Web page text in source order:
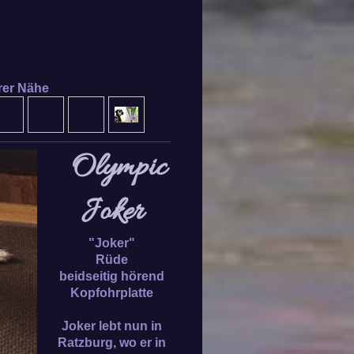
Nähe
Olympic
Joker
"Joker"
Rüde
beidseitig hörend
Kopfohrplatte
Joker lebt nun in
Ratzburg, wo er in